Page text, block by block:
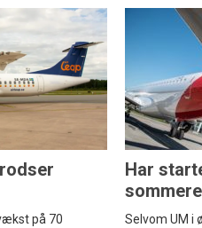
på 70
Har
Selvom UM i